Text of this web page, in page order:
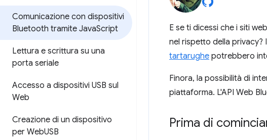
Comunicazione con dispositivi
Bluetooth tramite JavaScript
Lettura e scrittura su una
porta seriale
Accesso a dispositivi USB sul
Web
Creazione di un dispositivo
per WebUSB
E se ti dicessi che i siti
nel rispetto della privacy?
tartarughe potrebbero
Finora, la possibilità di
piattaforma. L'API Web
Prima di